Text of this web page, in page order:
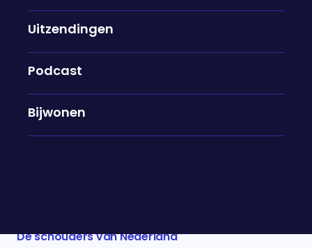
Uitzendingen
Podcast
Bijwonen
De schouders van Nederland
De schouders van Nederland: Suna
11-12-2025
"Ieder mens wil gezien worden," zegt Suna Duijf. Ze
is de oprichter van Het Danspaleis. Door middel
De schouders van Nederland